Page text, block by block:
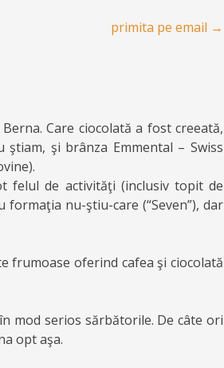
primita pe email →
Care ciocolată a fost creeată,
şi brânza Emmental – Swiss
felul de activităţi (inclusiv topit de
nu-ştiu-care (“Seven”), dar
frumoase oferind cafea şi ciocolată
mod serios sărbătorile. De câte ori
opt aşa.